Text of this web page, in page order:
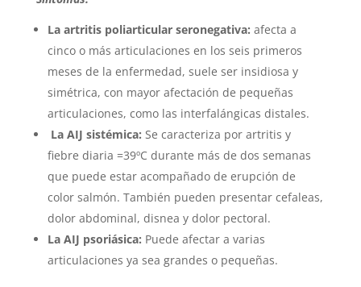
La artritis poliarticular seronegativa: afecta a
cinco o más articulaciones en los seis primeros
meses de la enfermedad, suele ser insidiosa y
simétrica, con mayor afectación de pequeñas
articulaciones, como las interfalángicas distales.
La AIJ sistémica: Se caracteriza por artritis y
fiebre diaria =39ºC durante más de dos semanas
que puede estar acompañado de erupción de
color salmón. También pueden presentar cefaleas,
dolor abdominal, disnea y dolor pectoral.
La AIJ psoriásica: Puede afectar a varias
articulaciones ya sea grandes o pequeñas.